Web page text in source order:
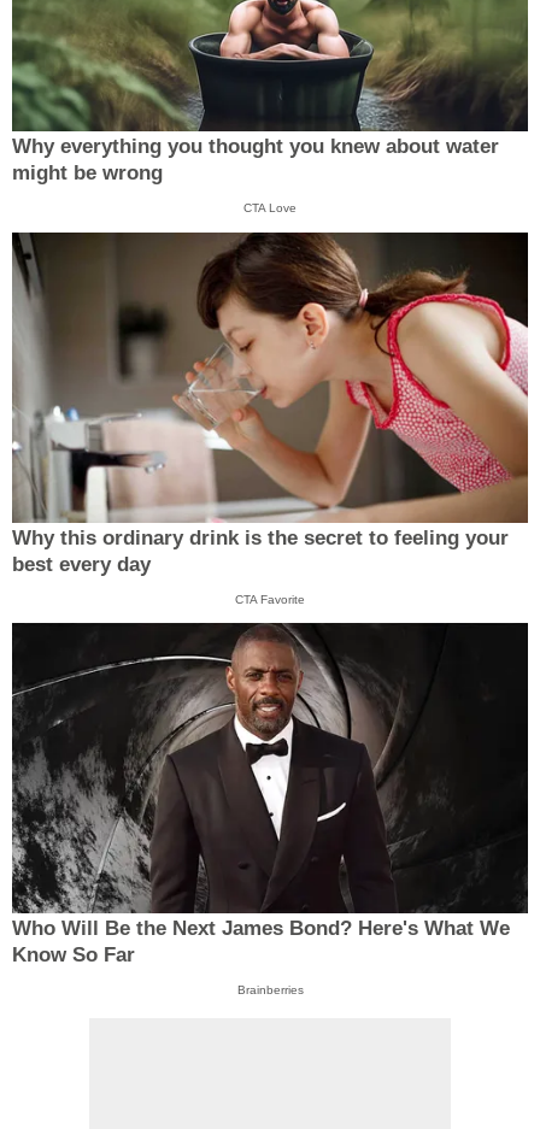
Why everything you thought you knew about water
might be wrong
CTA Love
Why this ordinary drink is the secret to feeling your
best every day
CTA Favorite
Who Will Be the Next James Bond? Here's What We
Know So Far
Brainberries